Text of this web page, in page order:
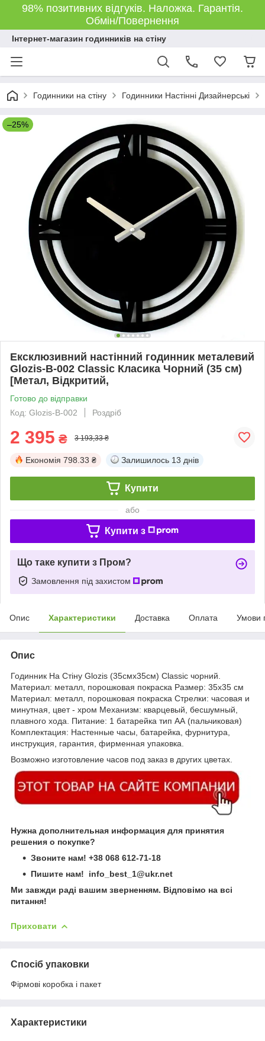
98% позитивних відгуків. Наложка. Гарантія.
Обмін/Повернення
Інтернет-магазин годинників на стіну
Годинники на стіну Годинники Настінні Дизайнерські
–25%
Ексклюзивний настінний годинник металевий
Glozis-B-002 Classic Класика Чорний (35 см)
[Метал, Відкритий,
Готово до відправки
Код: Glozis-B-002
Роздріб
2 395 ₴ 3 193,33 ₴
Економія 798.33 ₴ Залишилось 13 днів
Купити
або
Купити з
Що таке купити з Пром?
Замовлення під захистом
Опис Характеристики Доставка Оплата Умови
Опис
Годинник На Стіну Glozis (35смх35см) Classic чорний.
Материал: металл, порошковая покраска Размер: 35х35 см
Материал: металл, порошковая покраска Стрелки: часовая и
минутная, цвет - хром Механизм: кварцевый, бесшумный,
плавного хода. Питание: 1 батарейка тип АА (пальчиковая)
Комплектация: Настенные часы, батарейка, фурнитура,
инструкция, гарантия, фирменная упаковка.
Возможно изготовление часов под заказ в других цветах.
Нужна дополнительная информация для принятия
решения о покупке?
Звоните нам! +38 068 612-71-18
Пишите нам! info_best_1@ukr.net
Ми завжди раді вашим зверненням. Відповімо на всі
питання!
Приховати
Спосіб упаковки
Фірмові коробка і пакет
Характеристики